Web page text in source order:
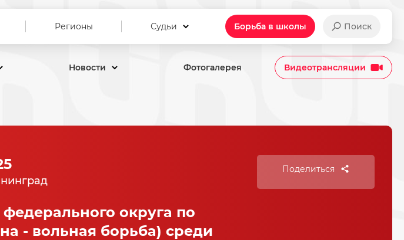
Регионы Судьи Борьба в школы Поиск
Новости Фотогалерея Видеотрансляции
округа по
- вольная борьба) среди
Поделиться